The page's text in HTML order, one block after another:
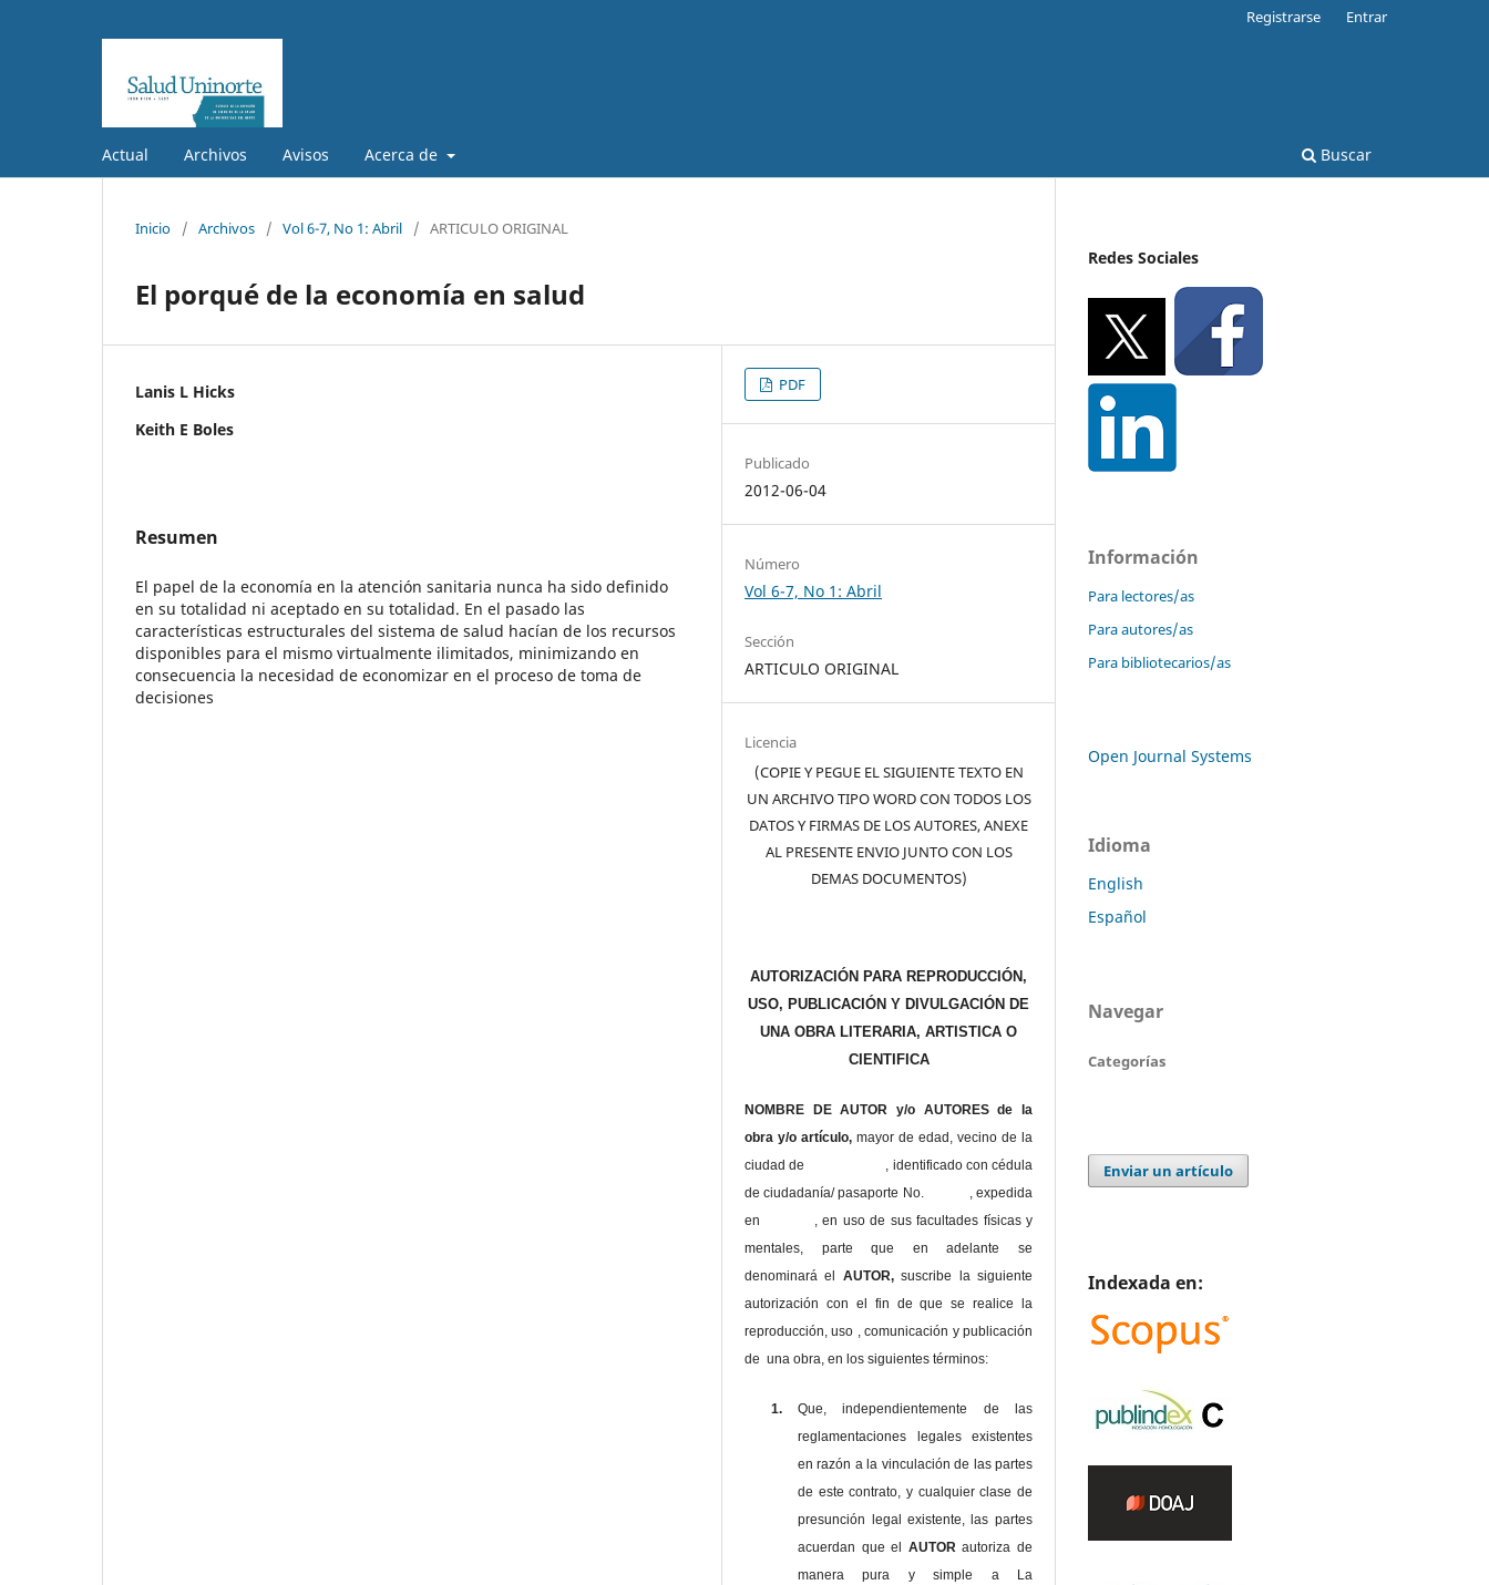
Actual Archivos Avisos Acerca de Buscar
Registrarse Entrar
Inicio / Archivos / Vol 6-7, No 1: Abril / ARTICULO ORIGINAL
El porqué de la economía en salud
Lanis L Hicks
Keith E Boles
Resumen
El papel de la economía en la atención sanitaria nunca ha sido definido
en su totalidad ni aceptado en su totalidad. En el pasado las
características estructurales del sistema de salud hacían de los recursos
disponibles para el mismo virtualmente ilimitados, minimizando en
consecuencia la necesidad de economizar en el proceso de toma de
decisiones
PDF
Publicado
2012-06-04
Número
Vol 6-7, No 1: Abril
Sección
ARTICULO ORIGINAL
Licencia
(COPIE Y PEGUE EL SIGUIENTE TEXTO EN
UN ARCHIVO TIPO WORD CON TODOS LOS
DATOS Y FIRMAS DE LOS AUTORES, ANEXE
AL PRESENTE ENVIO JUNTO CON LOS
DEMAS DOCUMENTOS)
AUTORIZACIÓN PARA REPRODUCCIÓN,
USO, PUBLICACIÓN Y DIVULGACIÓN DE
UNA OBRA LITERARIA, ARTISTICA O
CIENTIFICA
NOMBRE DE AUTOR y/o AUTORES de la
obra y/o artículo,mayor de edad, vecino de la
ciudad de , identificado con cédula
de ciudadanía/ pasaporte No. , expedida
en , en uso de sus facultades físicas y
mentales, parte que en adelante se
denominará el
AUTOR,suscribe la siguiente
autorización con el fin de que se realice la
reproducción, uso , comunicación y publicación
de una obra, en los siguientes términos:
1.
Que, independientemente de las
reglamentaciones legales existentes
en razón a la vinculación de las partes
de este contrato, y cualquier clase de
presunción legal existente, las partes
acuerdan que el AUTORautoriza de
manera pura y simple a La
Redes Sociales
Información
Para lectores/as
Para autores/as
Para bibliotecarios/as
Open Journal Systems
Idioma
English
Español
Navegar
Categorías
Enviar un artículo
Indexada en: